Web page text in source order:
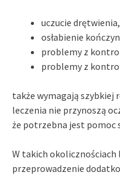
uczucie drętwienia,
osłabienie
problemy z
problemy z
także wymagają szybkiej
leczenia nie przynoszą
że potrzebna jest pomoc
W takich okolicznościach
przeprowadzenie